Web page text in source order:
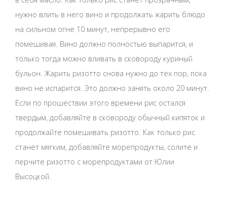
нужно влить в него вино и продолжать жарить блюдо
на сильном огне 10 минут, непрерывно его
помешивая. Вино должно полностью выпарится, и
только тогда можно вливать в сковороду куриный
бульон. Жарить ризотто снова нужно до тех пор, пока
вино не испарится. Это должно занять около 20 минут.
Если по прошествии этого времени рис остался
твердым, добавляйте в сковороду обычный кипяток и
продолжайте помешивать ризотто. Как только рис
станет мягким, добавляйте морепродукты, солите и
перчите ризотто с морепродуктами от Юлии
Высоцкой.